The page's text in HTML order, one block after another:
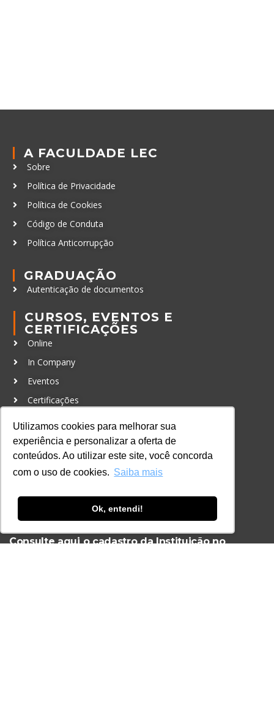
Utilizamos cookies para melhorar sua
experiência e personalizar a oferta de
conteúdos. Ao utilizar este site, você concorda
com o uso de cookies. Saiba mais
Ok, entendi!
A FACULDADE LEC
Sobre
Política de Privacidade
Política de Cookies
Código de Conduta
Política Anticorrupção
GRADUAÇÃO
Autenticação de documentos
CURSOS, EVENTOS E
CERTIFICAÇÕES
Online
In Company
Eventos
Certificações
CONTATO
+55 11 3259-2837
+55 11 98924-8322
contato@lec.com.br
Ferramenta Antifraude
Consulte aqui o cadastro da Instituição no